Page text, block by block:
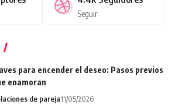
Seguir
para encender el deseo: Pasos previos
enamoran
de pareja11/05/2026